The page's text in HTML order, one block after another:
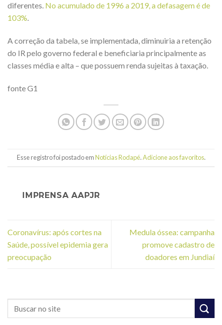
diferentes. No acumulado de 1996 a 2019, a defasagem é de
103%.
A correção da tabela, se implementada, diminuiria a retenção
do IR pelo governo federal e beneficiaria principalmente as
classes média e alta – que possuem renda sujeitas à taxação.
fonte G1
Esse registro foi postado emNotícias Rodapé.Adicione aos favoritos.
IMPRENSA AAPJR
Coronavírus: após cortes na
Saúde, possível epidemia gera
preocupação
Medula óssea: campanha
promove cadastro de
doadores em Jundiaí